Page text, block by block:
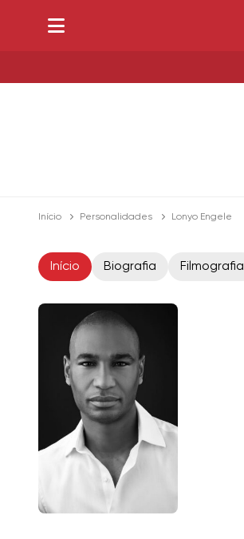
Início Personalidades Lonyo Engele
Início Biografia Filmografia